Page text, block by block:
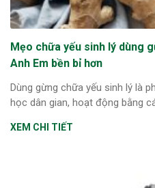
Mẹo chữa yếu sinh lý dùng
Anh Em bền bỉ hơn
Dùng gừng chữa yếu sinh lý là
học dân gian, hoạt động bằng
XEM CHI TIẾT